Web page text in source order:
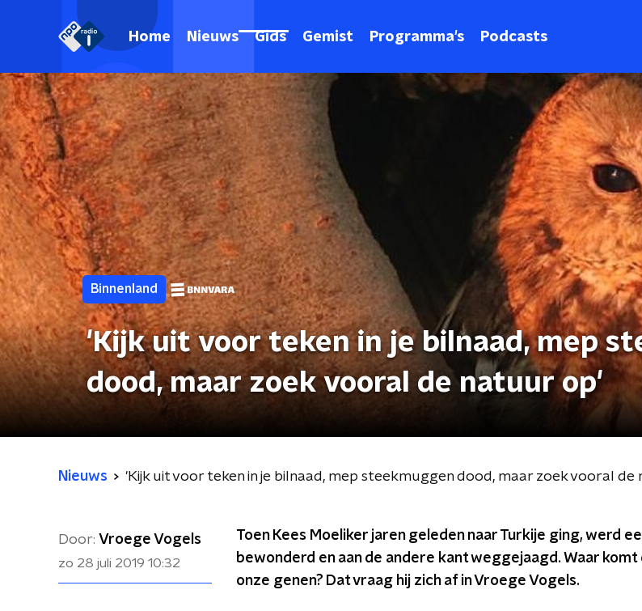
Home Nieuws Gids Gemist Programma's Podcasts
Binnenland
'Kijk uit voor teken in je bilnaad, mep
dood, maar zoek vooral de natuur op'
Nieuws 'Kijk uit voor teken in je bilnaad, mep steekmuggen dood, maar zoek vooral de
Door: Vroege Vogels
zo 28 juli 2019 10:32
Toen Kees Moeliker jaren geleden naar Turkije ging, werd
bewonderd en aan de andere kant weggejaagd. Waar komt
onze genen? Dat vraag hij zich af in Vroege Vogels.